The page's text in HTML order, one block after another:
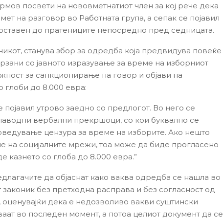
посвети на нововметнатиот член за кој рече дека
на разговор во Работната група, а сепак се појавил
до пратениците непосредно пред седницата.
станува збор за одредба која предвидува повеќе
со јавното изразување за време на изборниот
за санкционирање на говор и објави на
глоби до 8.000 евра:
појавил утрово заедно со предлогот. Во него се
вербални прекршоци, со кои буквално се
цензура за време на изборите. Ако нешто
на социјалните мрежи, тоа може да биде прогласено
казнето со глоба до 8.000 евра.”
да објаснат како ваква одредба се нашла во
законик без претходна расправа и без согласност од
оценувајќи дека е недозволиво вакви суштински
во последен момент, а потоа целиот документ да се